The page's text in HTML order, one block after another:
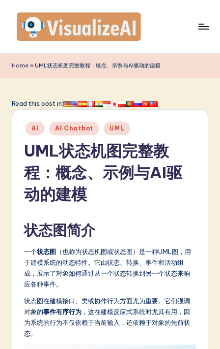
content
is
u
li
S
m
fi
C
hi
Home » UML状态机图完整教程：概念、示例与AI驱动的建模
Read this post in:
Posted
in
AI AI Chatbot UML
UML状态机图完整教
程：概念、示例与AI驱
动的建模
状态图简介
一个状态图 （也称为状态机图或状态图）是一种UML图，用
于建模系统的动态特性。它由状态、转换、事件和活动组
成，展示了对象如何通过从一个状态转换到另一个状态来响
应各种事件。
状态图在建模接口、类或协作行为方面尤为重要。它们强调
对象的事件有序行为 ，这在建模反应式系统时尤其有用，因
为系统的行为不仅依赖于当前输入，还依赖于对象的先前状
态。